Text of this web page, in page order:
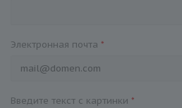
Электронная почта *
Введите текст с картинки *